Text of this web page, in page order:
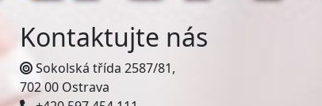
Kontaktujte nás
Sokolská třída 2587/81,
702 00 Ostrava